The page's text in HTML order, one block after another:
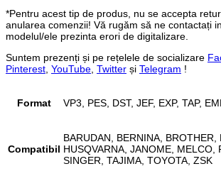
*Pentru acest tip de produs, nu se accepta
anularea comenzii! Vă rugăm să ne contactați
modelul/ele prezinta erori de digitalizare.
Suntem prezenți și pe rețelele de socializare
Pinterest, YouTube, Twitter și Telegram !
Format VP3, PES, DST, JEF, EXP, TAP,
Compatibil
BARUDAN, BERNINA, BROTHER,
HUSQVARNA, JANOME, MELCO,
SINGER, TAJIMA, TOYOTA, ZSK